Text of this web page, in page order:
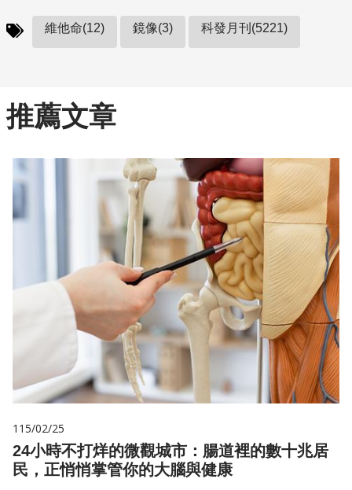
維他命(12) 鏡像(3) 科發月刊(5221)
推薦文章
115/02/25
24小時不打烊的微觀城市：腸道裡的數十兆居
民，正悄悄掌管你的大腦與健康